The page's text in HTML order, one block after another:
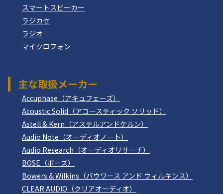
スマートスピーカー
ラジカセ
ラジオ
マイクロフォン
主な取扱メーカー
Accuphase（アキュフェーズ）
Acoustic Solid（アコースティック ソリッド）
Astell & Kern（アステルアンドケルン）
Audio Note（オーディオノート）
Audio Research（オーディオリサーチ）
BOSE（ボーズ）
Bowers & Wilkins（バウワース アンド ウィルキンス）
CLEAR AUDIO（クリアオーディオ）